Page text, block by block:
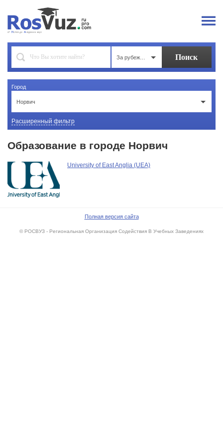
Город
Норвич
Расширенный фильтр
Образование в городе Норвич
University of East Anglia (UEA)
Полная версия сайта
© РОСВУЗ - Региональная Организация Содействия В Учебных Заведениях